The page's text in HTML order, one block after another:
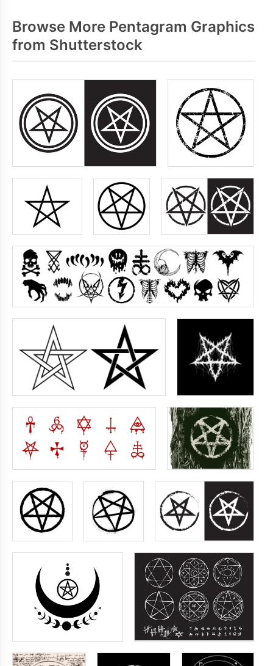
Browse More Pentagram Graphics
from Shutterstock